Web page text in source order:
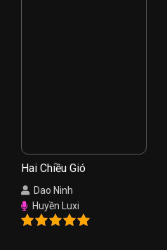
Hai Chiều Gió
Dao Ninh
Huyền Luxi